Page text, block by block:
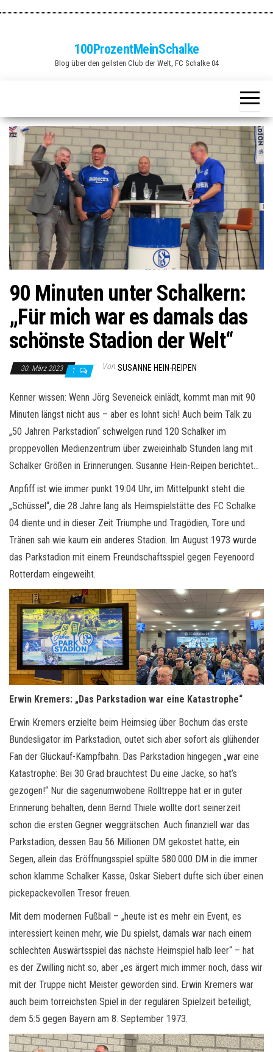
100ProzentMeinSchalke
Blog über den geilsten Club der Welt, FC Schalke 04
90 Minuten unter Schalkern:
„Für mich war es damals das
schönste Stadion der Welt“
30. März 2023 1 Von SUSANNE HEIN-REIPEN
Kenner wissen: Wenn Jörg Seveneick einlädt, kommt man mit 90
Minuten längst nicht aus – aber es lohnt sich! Auch beim Talk zu
„50 Jahren Parkstadion“ schwelgen rund 120 Schalker im
proppevollen Medienzentrum über zweieinhalb Stunden lang mit
Schalker Größen in Erinnerungen. Susanne Hein-Reipen berichtet…
Anpfiff ist wie immer punkt 19:04 Uhr, im Mittelpunkt steht die
„Schüssel“, die 28 Jahre lang als Heimspielstätte des FC Schalke
04 diente und in dieser Zeit Triumphe und Tragödien, Tore und
Tränen sah wie kaum ein anderes Stadion. Im August 1973 wurde
das Parkstadion mit einem Freundschaftsspiel gegen Feyenoord
Rotterdam eingeweiht.
Erwin Kremers: „Das Parkstadion war eine Katastrophe“
Erwin Kremers erzielte beim Heimsieg über Bochum das erste
Bundesligator im Parkstadion, outet sich aber sofort als glühender
Fan der Glückauf-Kampfbahn. Das Parkstadion hingegen „war eine
Katastrophe: Bei 30 Grad brauchtest Du eine Jacke, so hat’s
gezogen!“ Nur die sagenumwobene Rolltreppe hat er in guter
Erinnerung behalten, denn Bernd Thiele wollte dort seinerzeit
schon die ersten Gegner weggrätschen. Auch finanziell war das
Parkstadion, dessen Bau 56 Millionen DM gekostet hatte, ein
Segen, allein das Eröffnungsspiel spülte 580.000 DM in die immer
schon klamme Schalker Kasse, Oskar Siebert dufte sich über einen
pickepackevollen Tresor freuen.
Mit dem modernen Fußball – „heute ist es mehr ein Event, es
interessiert keinen mehr, wie Du spielst, damals war nach einem
schlechten Auswärtsspiel das nächste Heimspiel halb leer“ – hat
es der Zwilling nicht so, aber „es ärgert mich immer noch, dass wir
mit der Truppe nicht Meister geworden sind. Erwin Kremers war
auch beim torreichsten Spiel in der regulären Spielzeit beteiligt,
dem 5:5 gegen Bayern am 8. September 1973.